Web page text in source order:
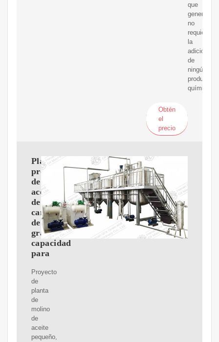
que
no
requiere
la
adición
de
ningún
producto
químico.
Obtén
el
precio
Planta
procesadora
de
aceite
de
canola
de
gran
capacidad
para
Proyecto
de
planta
de
molino
de
aceite
pequeño,